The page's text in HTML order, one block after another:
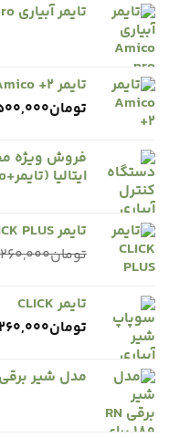
تایمر آبیاری Amico pro
تایمر Amico +2
تومان
ایتالیا (تایمر+Amico)
تایمر CLICK PLUS
تومان
تایمر CLICK
تومان
مدل شیر برقی